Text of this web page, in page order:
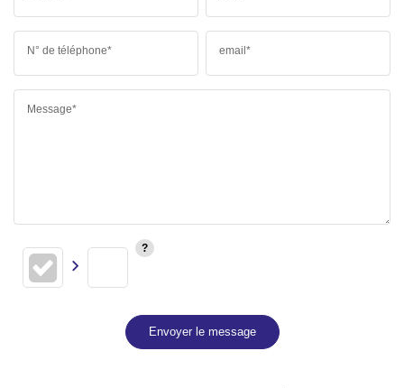
N° de téléphone* email*
Message*
Envoyer le message